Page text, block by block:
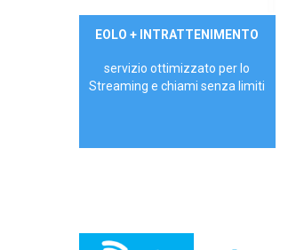
29,90€/mese
EOLO + INTRATTENIMENTO
servizio ottimizzato per lo
Streaming e chiami senza limiti